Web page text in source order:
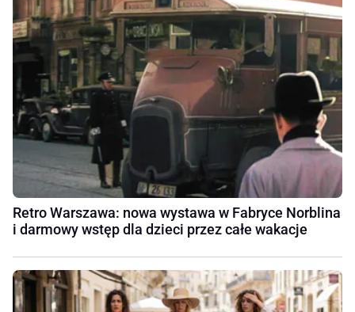
Retro Warszawa: nowa wystawa w Fabryce Norblina
i darmowy wstęp dla dzieci przez całe wakacje